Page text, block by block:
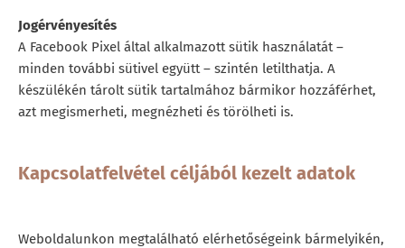
Jogérvényesítés
A Facebook Pixel által alkalmazott sütik használatát –
minden további sütivel együtt – szintén letilthatja. A
készülékén tárolt sütik tartalmához bármikor hozzáférhet,
azt megismerheti, megnézheti és törölheti is.
Kapcsolatfelvétel céljából kezelt adatok
Weboldalunkon megtalálható elérhetőségeink bármelyikén,